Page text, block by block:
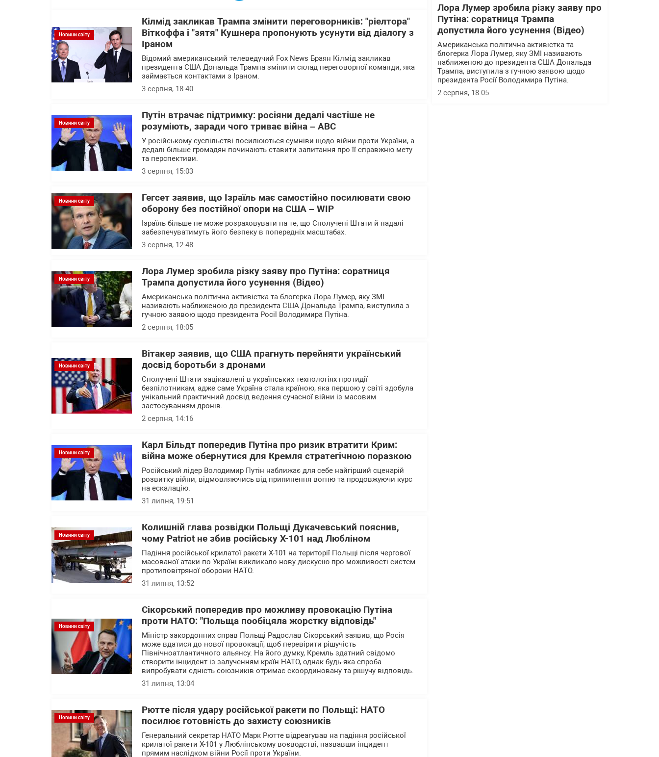
Новини світу
Кілмід закликав Трампа змінити переговорників: "ріелтора"
Віткоффа і "зятя" Кушнера пропонують усунути від діалогу з
Іраном
Відомий американський телеведучий Fox News Браян Кілмід закликав
президента США Дональда Трампа змінити склад переговорної команди, яка
займається контактами з Іраном.
3 серпня, 18:40
Новини світу
Путін втрачає підтримку: росіяни дедалі частіше не
розуміють, заради чого триває війна – АВС
У російському суспільстві посилюються сумніви щодо війни проти України, а
дедалі більше громадян починають ставити запитання про її справжню мету
та перспективи.
3 серпня, 15:03
Новини світу
Гегсет заявив, що Ізраїль має самостійно посилювати свою
оборону без постійної опори на США – WІP
Ізраїль більше не може розраховувати на те, що Сполучені Штати й надалі
забезпечуватимуть його безпеку в попередніх масштабах.
3 серпня, 12:48
Новини світу
Лора Лумер зробила різку заяву про Путіна: соратниця
Трампа допустила його усунення (Відео)
Американська політична активістка та блогерка Лора Лумер, яку ЗМІ
називають наближеною до президента США Дональда Трампа, виступила з
гучною заявою щодо президента Росії Володимира Путіна.
2 серпня, 18:05
Новини світу
Вітакер заявив, що США прагнуть перейняти український
досвід боротьби з дронами
Сполучені Штати зацікавлені в українських технологіях протидії
безпілотникам, адже саме Україна стала країною, яка першою у світі здобула
унікальний практичний досвід ведення сучасної війни із масовим
застосуванням дронів.
2 серпня, 14:16
Новини світу
Карл Більдт попередив Путіна про ризик втратити Крим:
війна може обернутися для Кремля стратегічною поразкою
Російський лідер Володимир Путін наближає для себе найгірший сценарій
розвитку війни, відмовляючись від припинення вогню та продовжуючи курс
на ескалацію.
31 липня, 19:51
Новини світу
Колишній глава розвідки Польщі Дукачевський пояснив,
чому Patriot не збив російську Х-101 над Любліном
Падіння російської крилатої ракети Х-101 на території Польщі після чергової
масованої атаки по Україні викликало нову дискусію про можливості систем
протиповітряної оборони НАТО.
31 липня, 13:52
Новини світу
Сікорський попередив про можливу провокацію Путіна
проти НАТО: "Польща пообіцяла жорстку відповідь"
Міністр закордонних справ Польщі Радослав Сікорський заявив, що Росія
може вдатися до нової провокації, щоб перевірити рішучість
Північноатлантичного альянсу. На його думку, Кремль здатний свідомо
створити інцидент із залученням країн НАТО, однак будь-яка спроба
випробувати єдність союзників отримає скоординовану та рішучу відповідь.
31 липня, 13:04
Новини світу
Рютте після удару російської ракети по Польщі: НАТО
посилює готовність до захисту союзників
Генеральний секретар НАТО Марк Рютте відреагував на падіння російської
крилатої ракети Х-101 у Люблінському воєводстві, назвавши інцидент
прямим наслідком війни Росії проти України.
Лора Лумер зробила різку заяву про
Путіна: соратниця Трампа
допустила його усунення (Відео)
Американська політична активістка та
блогерка Лора Лумер, яку ЗМІ називають
наближеною до президента США Дональда
Трампа, виступила з гучною заявою щодо
президента Росії Володимира Путіна.
2 серпня, 18:05